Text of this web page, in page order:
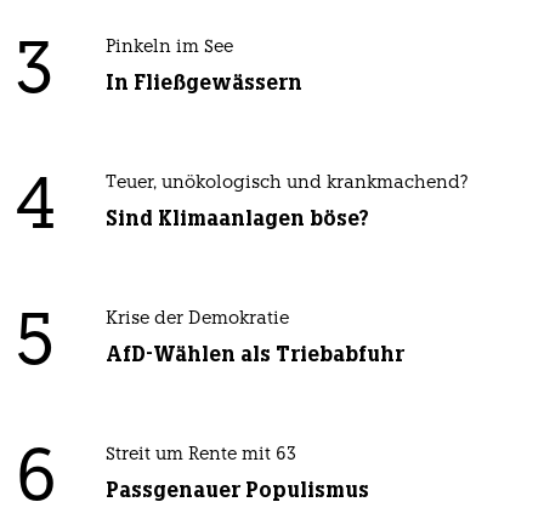
3 Pinkeln im See
In Fließgewässern
4 Teuer, unökologisch und krankmachend?
Sind Klimaanlagen böse?
5 Krise der Demokratie
AfD-Wählen als Triebabfuhr
6 Streit um Rente mit 63
Passgenauer Populismus